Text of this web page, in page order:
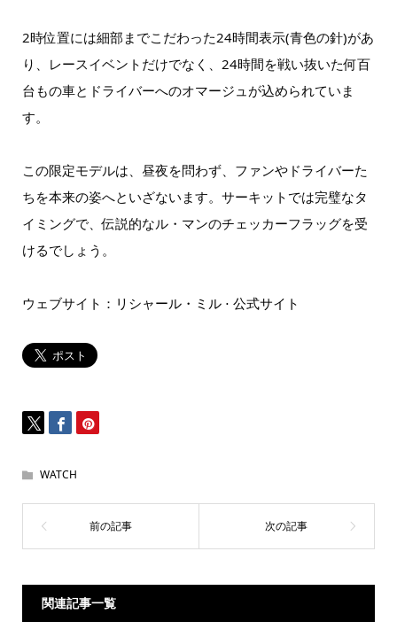
2時位置には細部までこだわった24時間表示(青色の針)があ
り、レースイベントだけでなく、24時間を戦い抜いた何百
台もの車とドライバーへのオマージュが込められていま
す。
この限定モデルは、昼夜を問わず、ファンやドライバーた
ちを本来の姿へといざないます。サーキットでは完璧なタ
イミングで、伝説的なル・マンのチェッカーフラッグを受
けるでしょう。
ウェブサイト： リシャール・ミル ⋅ 公式サイト
WATCH
関連記事一覧